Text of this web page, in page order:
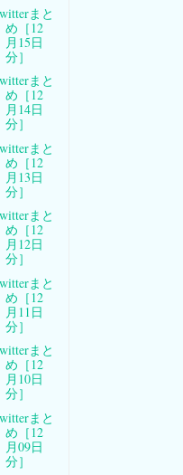
まと
め［12
月15日
分］
まと
め［12
月14日
分］
まと
め［12
月13日
分］
まと
め［12
月12日
分］
まと
め［12
月11日
分］
まと
め［12
月10日
分］
まと
め［12
月09日
分］